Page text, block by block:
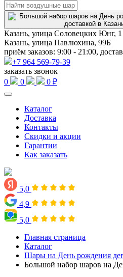
Казань, улица Соловецких Юнг, 1
Казань, улица Павлюхина, 99Б
приём заказов: 9:00 - 21:00,
+7 964 569-79-39
заказать звонок
0
0 0 ₽
Каталог
Доставка
Контакты
Скидки и акции
Гарантии
Как заказать
5,0
4,9
5,0
Главная страница
Каталог
Шары на День рождения
Большой набор шаров на